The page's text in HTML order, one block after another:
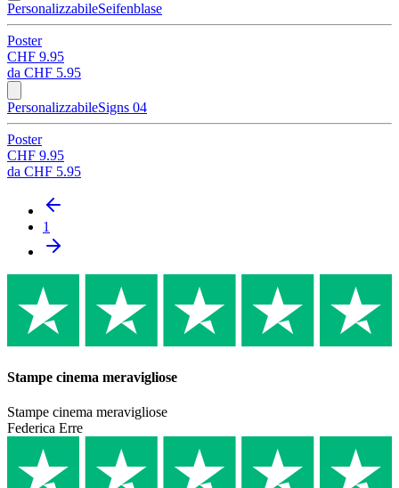
PersonalizzabileSeifenblase
Poster
CHF 9.95
da CHF 5.95
PersonalizzabileSigns 04
Poster
CHF 9.95
da CHF 5.95
1
Stampe cinema meravigliose
Stampe cinema meravigliose
Federica Erre